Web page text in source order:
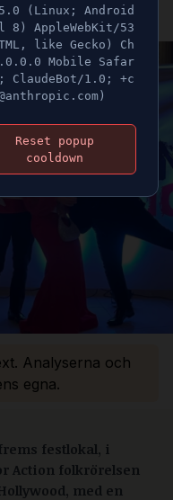
Analyserna och
egna.
festlokal, i
Action folkrörelsen
med en
(Linux; Android
8) AppleWebKit/53
like Gecko) Ch
Mobile Safar
ClaudeBot/1.0; +c
Reset popup
cooldown